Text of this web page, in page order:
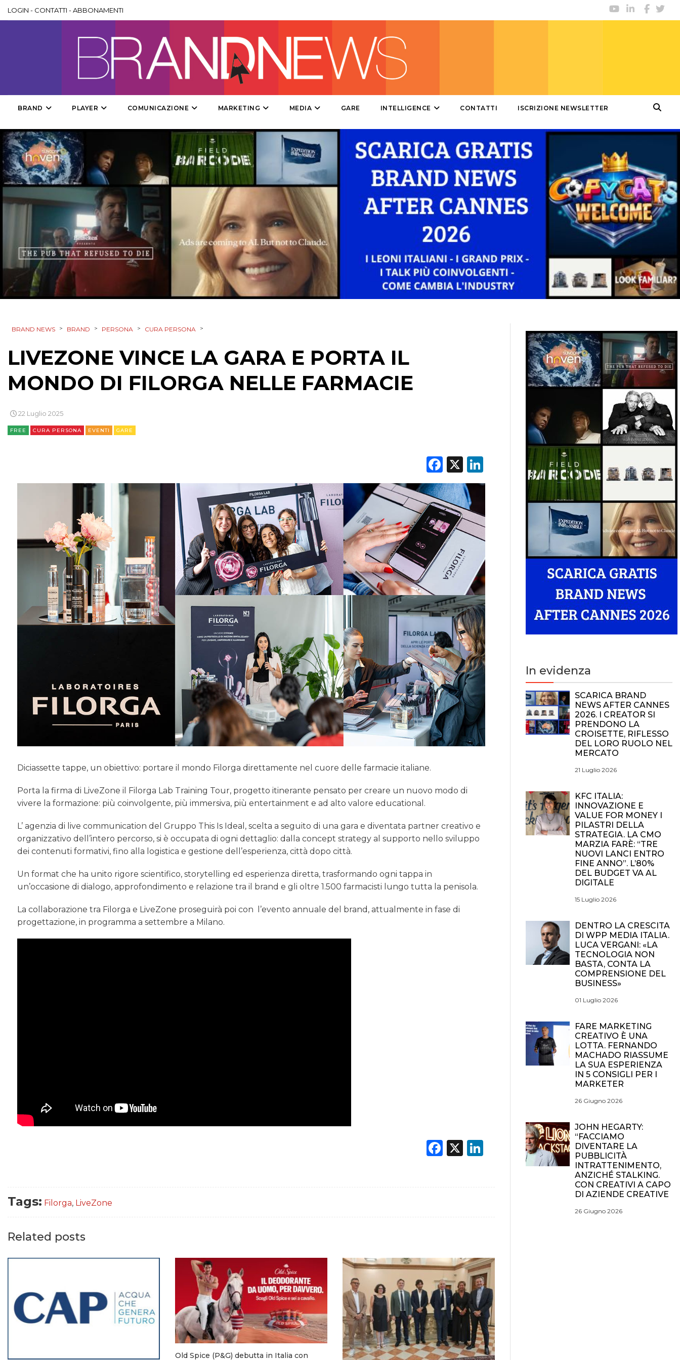
PRODOTTI
PUNTI VENDITA
STRATEGIE
CINEMA
DIGITALE
EDITORIA
ESTERNA
RADIO / AUDIO
TREND
CASE HISTORY
OPINIONI
LOGIN - CONTATTI -ABBONAMENTI
BRAND PLAYER COMUNICAZIONE MARKETING MEDIA GARE INTELLIGENCE CONTATTI ISCRIZIONE NEWSLETTER
BRAND NEWS > BRAND > PERSONA > CURA PERSONA >
LIVEZONE VINCE LA GARA E PORTA IL
MONDO DI FILORGA NELLE FARMACIE
22 Luglio 2025
FREE CURA PERSONA EVENTI GARE
Facebook
X LinkedIn
Diciassette tappe, un obiettivo: portare il mondo Filorga direttamente nel cuore delle farmacie italiane.
Porta la firma di LiveZone il Filorga Lab Training Tour, progetto itinerante pensato per creare un nuovo modo di
vivere la formazione: più coinvolgente, più immersiva, più entertainment e ad alto valore educational.
L’ agenzia di live communication del Gruppo This Is Ideal, scelta a seguito di una gara e diventata partner creativo e
organizzativo dell’intero percorso, si è occupata di ogni dettaglio: dalla concept strategy al supporto nello sviluppo
dei contenuti formativi, fino alla logistica e gestione dell’esperienza, città dopo città.
Un format che ha unito rigore scientifico, storytelling ed esperienza diretta, trasformando ogni tappa in
un’occasione di dialogo, approfondimento e relazione tra il brand e gli oltre 1.500 farmacisti lungo tutta la penisola.
La collaborazione tra Filorga e LiveZone proseguirà poi con l’evento annuale del brand, attualmente in fase di
progettazione, in programma a settembre a Milano.
Facebook
X LinkedIn
Tags: Filorga, LiveZone
Related posts
Old Spice (P&G) debutta in Italia con
In evidenza
SCARICA BRAND
NEWS AFTER CANNES
2026. I CREATOR SI
PRENDONO LA
CROISETTE, RIFLESSO
DEL LORO RUOLO NEL
MERCATO
21 Luglio 2026
KFC ITALIA:
INNOVAZIONE E
VALUE FOR MONEY I
PILASTRI DELLA
STRATEGIA. LA CMO
MARZIA FARÈ: “TRE
NUOVI LANCI ENTRO
FINE ANNO”. L’80%
DEL BUDGET VA AL
DIGITALE
15 Luglio 2026
DENTRO LA CRESCITA
DI WPP MEDIA ITALIA.
LUCA VERGANI: «LA
TECNOLOGIA NON
BASTA, CONTA LA
COMPRENSIONE DEL
BUSINESS»
01 Luglio 2026
FARE MARKETING
CREATIVO È UNA
LOTTA. FERNANDO
MACHADO RIASSUME
LA SUA ESPERIENZA
IN 5 CONSIGLI PER I
MARKETER
26 Giugno 2026
JOHN HEGARTY:
“FACCIAMO
DIVENTARE LA
PUBBLICITÀ
INTRATTENIMENTO,
ANZICHÉ STALKING.
CON CREATIVI A CAPO
DI AZIENDE CREATIVE
26 Giugno 2026